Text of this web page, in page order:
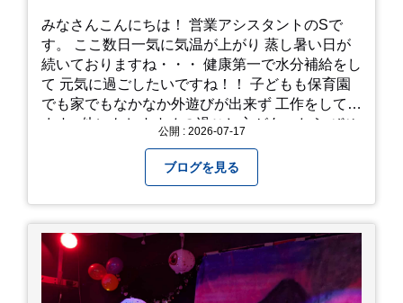
みなさんこんにちは！ 営業アシスタントのSで
す。 ここ数日一気に気温が上がり 蒸し暑い日が
続いておりますね・・・ 健康第一で水分補給をし
て 元気に過ごしたいですね！！ 子どもも保育園
でも家でもなかなか外遊びが出来ず 工作をしてい
ます♪ 他にもおすすめの過ごし方があったら ぜひ
公開 : 2026-07-17
ブログを見る